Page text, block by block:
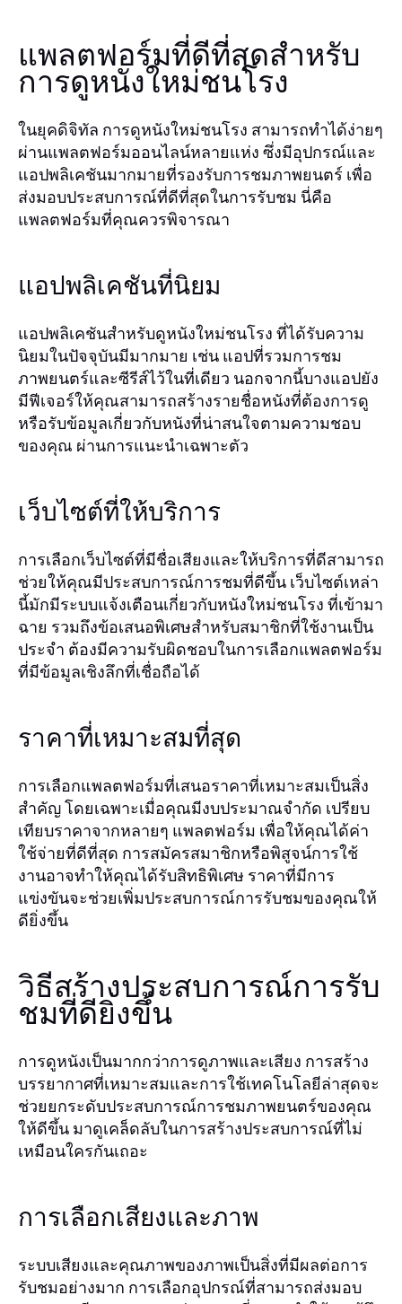
แพลตฟอร์มที่ดีที่สุดสำหรับ
การดูหนังใหม่ชนโรง
ในยุคดิจิทัล การดูหนังใหม่ชนโรง สามารถทำได้ง่ายๆ
ผ่านแพลตฟอร์มออนไลน์หลายแห่ง ซึ่งมีอุปกรณ์และ
แอปพลิเคชันมากมายที่รองรับการชมภาพยนตร์ เพื่อ
ส่งมอบประสบการณ์ที่ดีที่สุดในการรับชม นี่คือ
แพลตฟอร์มที่คุณควรพิจารณา
แอปพลิเคชันที่นิยม
แอปพลิเคชันสำหรับดูหนังใหม่ชนโรง ที่ได้รับความ
นิยมในปัจจุบันมีมากมาย เช่น แอปที่รวมการชม
ภาพยนตร์และซีรีส์ไว้ในที่เดียว นอกจากนี้บางแอปยัง
มีฟีเจอร์ให้คุณสามารถสร้างรายชื่อหนังที่ต้องการดู
หรือรับข้อมูลเกี่ยวกับหนังที่น่าสนใจตามความชอบ
ของคุณ ผ่านการแนะนำเฉพาะตัว
เว็บไซต์ที่ให้บริการ
การเลือกเว็บไซต์ที่มีชื่อเสียงและให้บริการที่ดีสามารถ
ช่วยให้คุณมีประสบการณ์การชมที่ดีขึ้น เว็บไซต์เหล่า
นี้มักมีระบบแจ้งเตือนเกี่ยวกับหนังใหม่ชนโรง ที่เข้ามา
ฉาย รวมถึงข้อเสนอพิเศษสำหรับสมาชิกที่ใช้งานเป็น
ประจำ ต้องมีความรับผิดชอบในการเลือกแพลตฟอร์ม
ที่มีข้อมูลเชิงลึกที่เชื่อถือได้
ราคาที่เหมาะสมที่สุด
การเลือกแพลตฟอร์มที่เสนอราคาที่เหมาะสมเป็นสิ่ง
สำคัญ โดยเฉพาะเมื่อคุณมีงบประมาณจำกัด เปรียบ
เทียบราคาจากหลายๆ แพลตฟอร์ม เพื่อให้คุณได้ค่า
ใช้จ่ายที่ดีที่สุด การสมัครสมาชิกหรือพิสูจน์การใช้
งานอาจทำให้คุณได้รับสิทธิพิเศษ ราคาที่มีการ
แข่งขันจะช่วยเพิ่มประสบการณ์การรับชมของคุณให้
ดียิ่งขึ้น
วิธีสร้างประสบการณ์การรับ
ชมที่ดียิ่งขึ้น
การดูหนังเป็นมากกว่าการดูภาพและเสียง การสร้าง
บรรยากาศที่เหมาะสมและการใช้เทคโนโลยีล่าสุดจะ
ช่วยยกระดับประสบการณ์การชมภาพยนตร์ของคุณ
ให้ดีขึ้น มาดูเคล็ดลับในการสร้างประสบการณ์ที่ไม่
เหมือนใครกันเถอะ
การเลือกเสียงและภาพ
ระบบเสียงและคุณภาพของภาพเป็นสิ่งที่มีผลต่อการ
รับชมอย่างมาก การเลือกอุปกรณ์ที่สามารถส่งมอบ